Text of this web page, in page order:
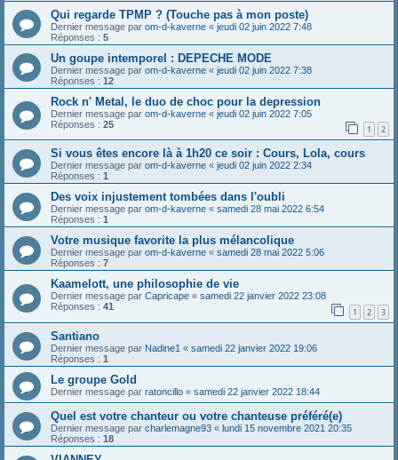
Qui regarde TPMP ? (Touche pas à mon poste)
Dernier message par om-d-kaverne « jeudi 02 juin 2022 7:48
Réponses : 5
Un goupe intemporel : DEPECHE MODE
Dernier message par om-d-kaverne « jeudi 02 juin 2022 7:38
Réponses : 12
Rock n' Metal, le duo de choc pour la depression
Dernier message par om-d-kaverne « jeudi 02 juin 2022 7:05
Réponses : 25 1 2
Si vous êtes encore là à 1h20 ce soir : Cours, Lola, cours
Dernier message par om-d-kaverne « jeudi 02 juin 2022 2:34
Réponses : 1
Des voix injustement tombées dans l'oubli
Dernier message par om-d-kaverne « samedi 28 mai 2022 6:54
Réponses : 1
Votre musique favorite la plus mélancolique
Dernier message par om-d-kaverne « samedi 28 mai 2022 5:06
Réponses : 7
Kaamelott, une philosophie de vie
Dernier message par Capricape « samedi 22 janvier 2022 23:08
Réponses : 41 1 2 3
Santiano
Dernier message par Nadine1 « samedi 22 janvier 2022 19:06
Réponses : 1
Le groupe Gold
Dernier message par ratoncillo « samedi 22 janvier 2022 18:44
Quel est votre chanteur ou votre chanteuse préféré(e)
Dernier message par charlemagne93 « lundi 15 novembre 2021 20:35
Réponses : 18